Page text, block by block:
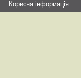
Корисна інформація